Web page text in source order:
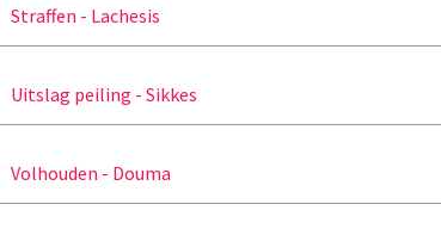
Straffen - Lachesis
Uitslag peiling - Sikkes
Volhouden - Douma